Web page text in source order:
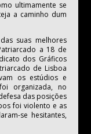
ultimamente se
a caminho dum
suas melhores
a 18 de
dos Gráficos
de Lisboa
os estúdios e
organizada, no
das posições
foi violento e as
se hesitantes,